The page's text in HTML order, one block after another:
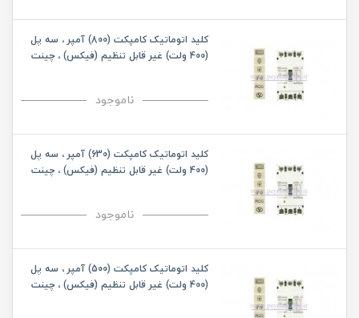
کلید اتوماتیک کامپکت (800) آمپر ، سه پل
(400 ولت) غیر قابل تنظیم (فیکس) ، چینت
ناموجود
کلید اتوماتیک کامپکت (630) آمپر ، سه پل
(400 ولت) غیر قابل تنظیم (فیکس) ، چینت
ناموجود
کلید اتوماتیک کامپکت (500) آمپر ، سه پل
(400 ولت) غیر قابل تنظیم (فیکس) ، چینت